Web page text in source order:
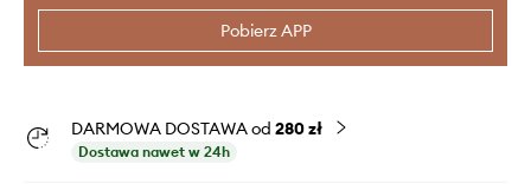
Pobierz APP
DARMOWA DOSTAWA od 280 zł
Dostawa nawet w 24h